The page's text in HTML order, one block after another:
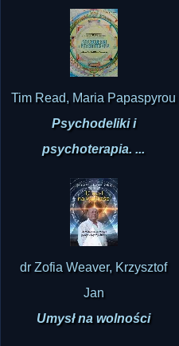
Tim Read, Maria Papaspyrou
Psychodeliki i
psychoterapia. ...
dr Zofia Weaver, Krzysztof
Jan
Umysł na wolności